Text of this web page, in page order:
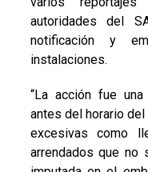
autoridades del
notificación y
instalaciones.
“La acción fue
antes del horario
excesivas como
arrendados que no